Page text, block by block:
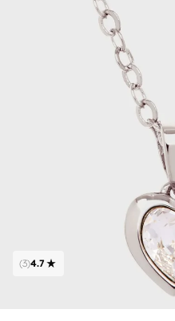
4.7
(
3
)